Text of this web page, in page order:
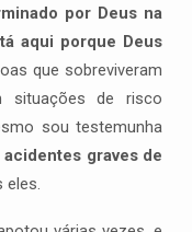
por Deus na
aqui porque Deus
que sobreviveram
situações de risco
sou testemunha
acidentes graves de
eles.